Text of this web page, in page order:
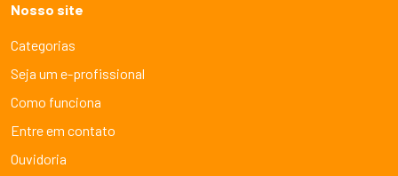
Nosso site
Categorias
Seja um e-profissional
Como funciona
Entre em contato
Ouvidoria